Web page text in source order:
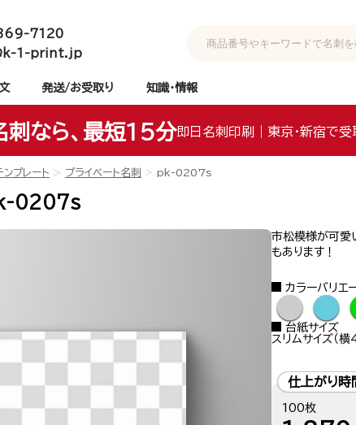
7120
1-print.jp
発送/お受取り 知識・情報
刺なら、最短15分即日名刺印刷｜東京・新宿で受
プレート プライベート名刺 pk-0207s
0207s
市松模様が可愛
もあります！
カラーバリエ
● ●
台紙サイズ
スリムサイズ（
仕上がり
100枚